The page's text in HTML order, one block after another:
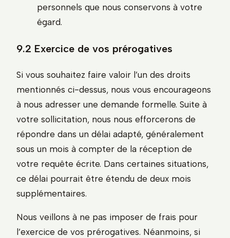
personnels que nous conservons à votre
égard.
9.2 Exercice de vos prérogatives
Si vous souhaitez faire valoir l’un des droits
mentionnés ci-dessus, nous vous encourageons
à nous adresser une demande formelle. Suite à
votre sollicitation, nous nous efforcerons de
répondre dans un délai adapté, généralement
sous un mois à compter de la réception de
votre requête écrite. Dans certaines situations,
ce délai pourrait être étendu de deux mois
supplémentaires.
Nous veillons à ne pas imposer de frais pour
l’exercice de vos prérogatives. Néanmoins, si